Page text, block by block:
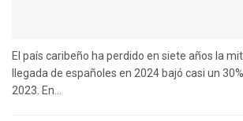
El país caribeño ha perdido en siete años la
llegada de españoles en 2024 bajó casi un
2023. En...